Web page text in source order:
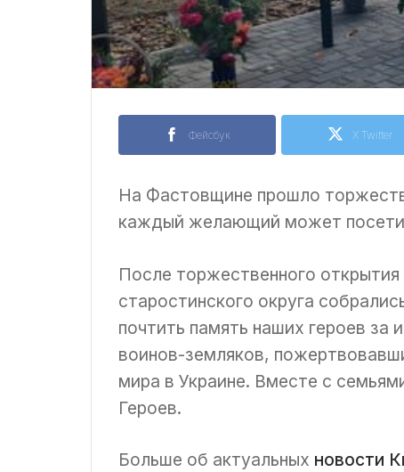
Фейсбук X Twitter
На Фастовщине прошло
каждый желающий может
После торжественного
старостинского округа
почтить память наших героев за
воинов-земляков,
мира в Украине. Вместе с
Героев.
Больше об актуальных новости